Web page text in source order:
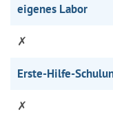
eigenes Labor
✗
Erste-Hilfe-
✗